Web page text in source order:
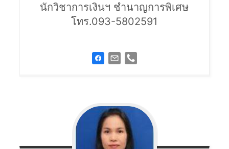
นักวิชาการเงินฯ ชำนาญการพิเศษ
โทร.093-5802591